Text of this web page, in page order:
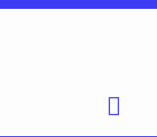
Skip